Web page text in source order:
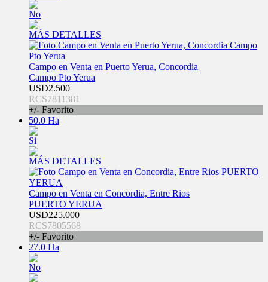
No
MÁS DETALLES
Campo en Venta en Puerto Yerua, Concordia
Campo Pto Yerua
USD2.500
RCS7811381
+/- Favorito
50.0 Ha
Si
MÁS DETALLES
Campo en Venta en Concordia, Entre Rios
PUERTO YERUA
USD225.000
RCS7805568
+/- Favorito
27.0 Ha
No